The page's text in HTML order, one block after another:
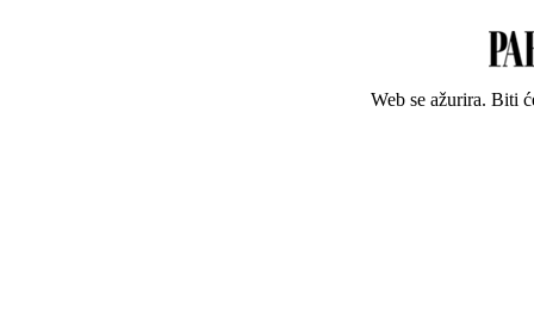
Web se ažurira. Biti